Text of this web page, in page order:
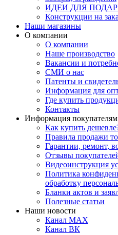
ИДЕИ ДЛЯ
Конструкции на
Наши магазины
О компании
О компании
Наше производство
Вакансии и
СМИ о нас
Патенты и
Информация для
Где купить
Контакты
Информация покупателям
Как купить
Правила продажи
Гарантии, ремонт,
Отзывы
Видеоинструкция
Политика
обработку
Бланки актов и
Полезные статьи
Наши новости
Канал MAX
Канал ВК